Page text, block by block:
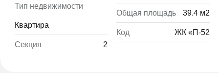
Тип недвижимости
Квартира
Секция 2
Общая площадь 39.4 м2
Код ЖК «П-52